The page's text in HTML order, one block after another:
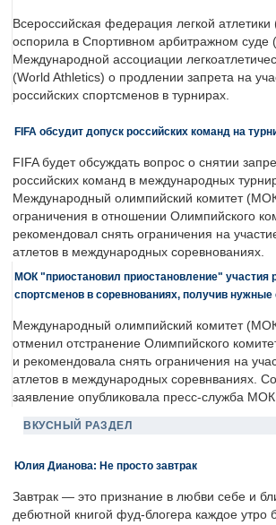
Всероссийская федерация легкой
оспорила в Спортивном арбитражном суде
Международной ассоциации
(World Athletics) о продлении запрета на
российских спортсменов в турнирах.
FIFA обсудит допуск российских команд на
FIFA будет обсуждать вопрос о снятии
российских команд в международных
Международный олимпийский комитет
ограничения в отношении Олимпийского
рекомендовал снять ограничения на
атлетов в международных соревнованиях.
МОК "приостановил приостановление" участия
спортсменов в соревнованиях, получив нужные
Международный олимпийский комитет
отменил отстранение Олимпийского
и рекомендовала снять ограничения на
атлетов в международных соревнваниях.
заявление опубликовала пресс-служба
ВКУСНЫЙ РАЗДЕЛ
Юлия Дианова: Не просто завтрак
Завтрак — это признание в любви себе и
дебютной книгой фуд-блогера каждое утро